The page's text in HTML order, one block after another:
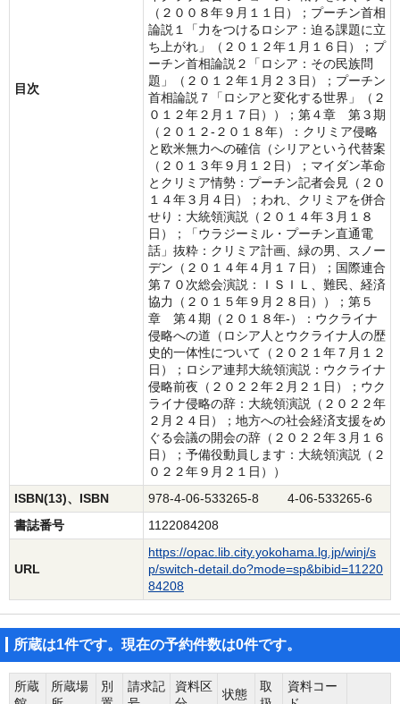
目次
（２００８年９月１１日）；プーチン首相
論説１「力をつけるロシア：迫る課題に立
ち上がれ」（２０１２年１月１６日）；プ
ーチン首相論説２「ロシア：その民族問
題」（２０１２年１月２３日）；プーチン
首相論説７「ロシアと変化する世界」（２
０１２年２月１７日））；第４章 第３期
（２０１２‐２０１８年）：クリミア侵略
と欧米無力への確信（シリアという代替案
（２０１３年９月１２日）；マイダン革命
とクリミア情勢：プーチン記者会見（２０
１４年３月４日）；われ、クリミアを併合
せり：大統領演説（２０１４年３月１８
日）；「ウラジーミル・プーチン直通電
話」抜粋：クリミア計画、緑の男、スノー
デン（２０１４年４月１７日）；国際連合
第７０次総会演説：ＩＳＩＬ、難民、経済
協力（２０１５年９月２８日））；第５
章 第４期（２０１８年‐）：ウクライナ
侵略への道（ロシア人とウクライナ人の歴
史的一体性について（２０２１年７月１２
日）；ロシア連邦大統領演説：ウクライナ
侵略前夜（２０２２年２月２１日）；ウク
ライナ侵略の辞：大統領演説（２０２２年
２月２４日）；地方への社会経済支援をめ
ぐる会議の開会の辞（２０２２年３月１６
日）；予備役動員します：大統領演説（２
０２２年９月２１日））
ISBN(13)、ISBN
978-4-06-533265-8 4-06-533265-6
書誌番号
1122084208
URL
https://opac.lib.city.yokohama.lg.jp/winj/s
p/switch-detail.do?mode=sp&bibid=11220
84208
所蔵は1件です。現在の予約件数は0件です。
所蔵
所蔵場
別
請求記
資料区
状態
取
資料コー